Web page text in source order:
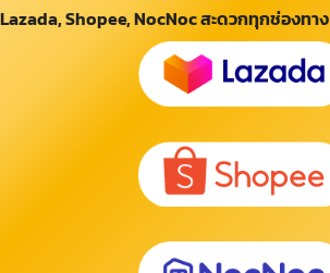
Lazada, Shopee, NocNoc สะดวกทุกช่องทาง